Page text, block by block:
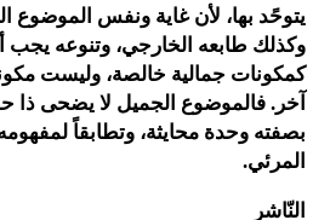
لأن غاية ونفس الموضوع الجميل،
الخارجي، وتنوعه يجب أن تظهر
جمالية خالصة، وليست مكونات لشيء
الجميل لا يضحى ذا حقيقة إلا
محايثة، وتطابقاً لمفهومه ووجوده